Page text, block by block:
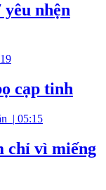
nhện
cạp tinh
| 05:15
chỉ vì miếng